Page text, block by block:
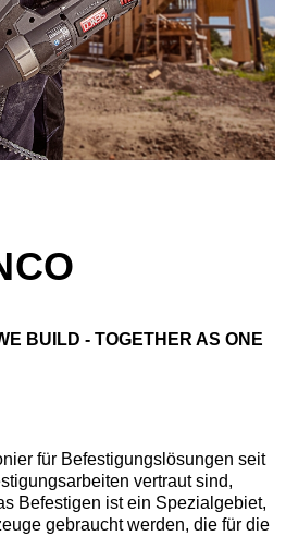
BUILD - TOGETHER AS ONE
für Befestigungslösungen seit
vertraut sind,
Befestigen ist ein Spezialgebiet,
gebraucht werden, die für die